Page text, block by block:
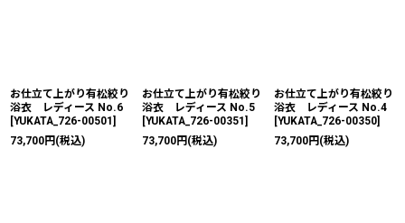
お仕立て上がり有松絞り
浴衣 レディース No.6
[YUKATA_726-00501]
73,700円 (税込)
お仕立て上がり有松絞り
浴衣 レディース No.5
[YUKATA_726-00351]
73,700円 (税込)
お仕立て上がり有松絞り
浴衣 レディース No.4
[YUKATA_726-00350]
73,700円 (税込)